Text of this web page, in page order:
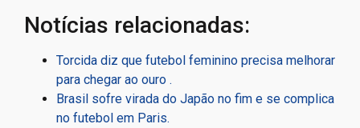
Notícias relacionadas:
Torcida diz que futebol feminino precisa melhorar
para chegar ao ouro .
Brasil sofre virada do Japão no fim e se complica
no futebol em Paris.